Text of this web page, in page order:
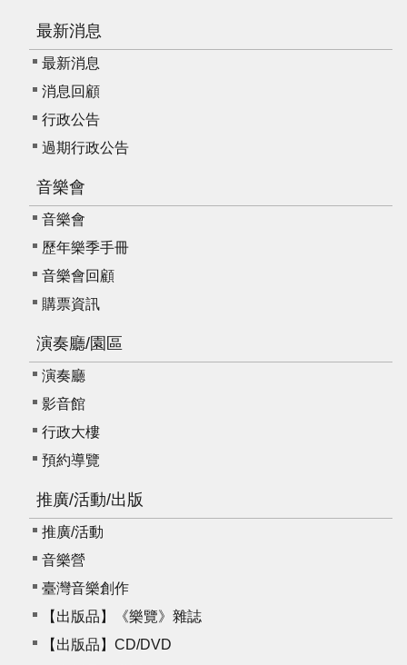
最新消息
最新消息
消息回顧
行政公告
過期行政公告
音樂會
音樂會
歷年樂季手冊
音樂會回顧
購票資訊
演奏廳/園區
演奏廳
影音館
行政大樓
預約導覽
推廣/活動/出版
推廣/活動
音樂營
臺灣音樂創作
【出版品】《樂覽》雜誌
【出版品】CD/DVD